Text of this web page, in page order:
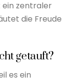
ein zentraler
die Freude
getauft?
es ein